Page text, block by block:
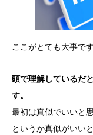
ここがとても大事です
頭で理解しているだ
す。
最初は真似でいいと思
というか真似がいい